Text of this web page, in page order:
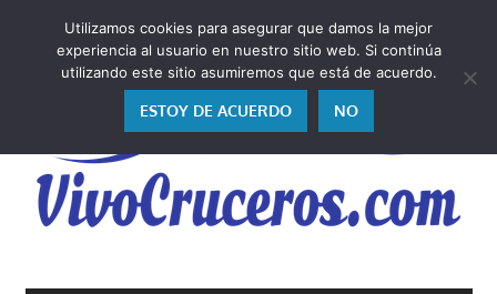
contenido
Utilizamos cookies para asegurar que damos la mejor
experiencia al usuario en nuestro sitio web. Si continúa
utilizando este sitio asumiremos que está de acuerdo.
ESTOY DE ACUERDO NO